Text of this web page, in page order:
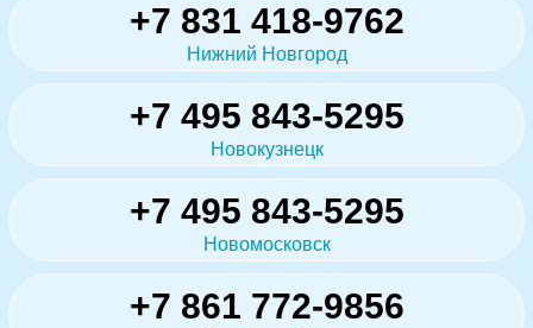
+7 831 418-9762
Нижний Новгород
+7 495 843-5295
Новокузнецк
+7 495 843-5295
Новомосковск
+7 861 772-9856